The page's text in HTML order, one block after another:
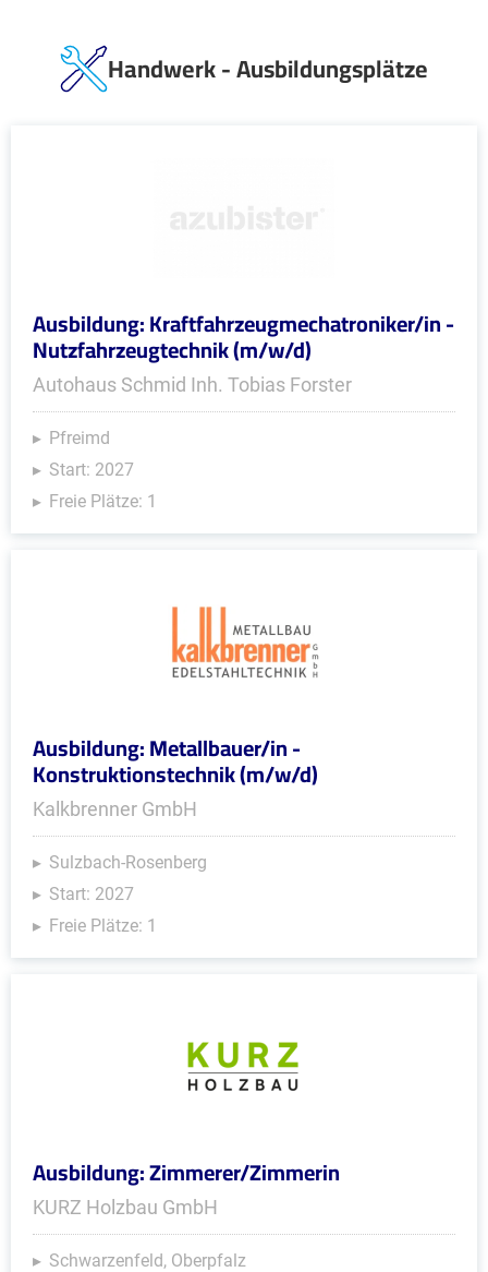
Handwerk - Ausbildungsplätze
Ausbildung: Kraftfahrzeugmechatroniker/in -
Nutzfahrzeugtechnik (m/w/d)
Autohaus Schmid Inh. Tobias Forster
Pfreimd
Start: 2027
Freie Plätze: 1
Ausbildung: Metallbauer/in -
Konstruktionstechnik (m/w/d)
Kalkbrenner GmbH
Sulzbach-Rosenberg
Start: 2027
Freie Plätze: 1
Ausbildung: Zimmerer/Zimmerin
KURZ Holzbau GmbH
Schwarzenfeld, Oberpfalz